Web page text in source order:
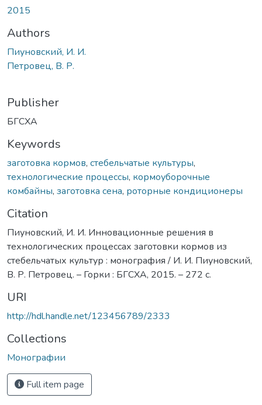
2015
Authors
Пиуновский, И. И.
Петровец, В. Р.
Publisher
БГСХА
Keywords
заготовка кормов, стебельчатые культуры,
технологические процессы, кормоуборочные
комбайны, заготовка сена, роторные кондиционеры
Citation
Пиуновский, И. И. Инновационные решения в
технологических процессах заготовки кормов из
стебельчатых культур : монография / И. И. Пиуновский,
В. Р. Петровец. – Горки : БГСХА, 2015. – 272 с.
URI
http://hdl.handle.net/123456789/2333
Collections
Монографии
Full item page